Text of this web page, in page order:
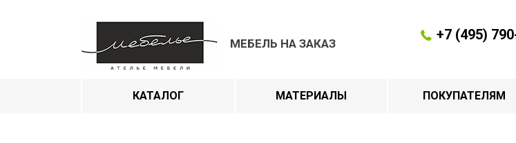
МЕБЕЛЬ НА ЗАКАЗ
+7 (495)
КАТАЛОГ МАТЕРИАЛЫ ПОКУПАТЕЛЯМ